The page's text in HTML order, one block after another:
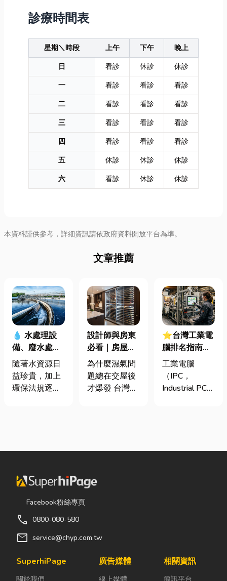
診療時間表
星期＼時段 上午 下午
晚上
日
看診 休診
休診
一
看診 看診
看診
二
看診 看診
看診
三
看診 看診
看診
四
看診 看診
看診
五
休診 休診
休診
六
看診 休診 休診
本資料謹供參考，詳細資訊請依政府資料開放平台為準。
文章推薦
💧 水處理設
備、廢水處理
工程與回收水
工程完整解析
｜打造高效率
隨著水資源日
益珍貴，加上
環保法規逐漸
資源管理。透
理設備規劃，
不僅能改善水
質、提升用水
配廢水處理工
程與回收水工
成本，實現節
設計師與房東
必看｜房屋濕
氣重怎麼辦？
全屋除濕機＋
全熱交換器整
為什麼濕氣問
題總在交屋後
才爆發 台灣氣
同步規劃空氣
不到的地方持
間： 精品包、
藏最怕潮濕，
⭐台灣工業電
腦排名指南：
台灣三大工業
電腦龍頭有哪
些？工廠採購
工業電腦
（IPC，
Industrial PC）
的硬體運算平
機無法應付高
Facebook粉絲專頁
call 0800-080-580
mail service@chyp.com.tw
SuperhiPage
關於我們
廣告媒體
線上媒體
相關資訊
簡訊平台